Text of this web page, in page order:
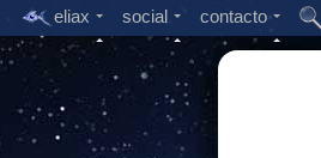
eliax social contacto